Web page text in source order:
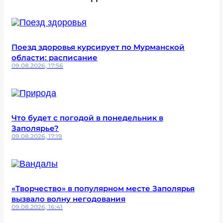
Поезд здоровья курсирует по Мурманской
области: расписание
09.08.2026, 17:56
Что будет с погодой в понедельник в
Заполярье?
09.08.2026, 17:19
«Творчество» в популярном месте Заполярья
вызвало волну негодования
09.08.2026, 16:41